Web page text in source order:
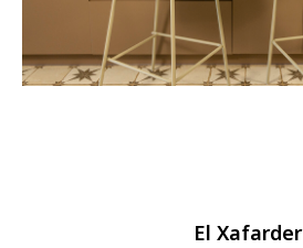
El Xafarder